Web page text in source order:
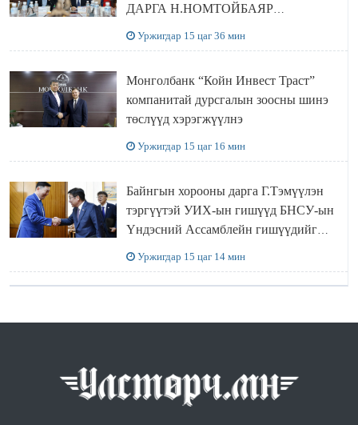
ДАРГА Н.НОМТОЙБАЯР
Уржигдар 15 цаг 36 мин
Монголбанк “Койн Инвест Траст”
компанитай дурсгалын зоосны шинэ
төслүүд хэрэгжүүлнэ
Уржигдар 15 цаг 16 мин
Байнгын хорооны дарга Г.Тэмүүлэн
тэргүүтэй УИХ-ын гишүүд БНСУ-ын
Үндэсний Ассамблейн гишүүдийг
Уржигдар 15 цаг 14 мин